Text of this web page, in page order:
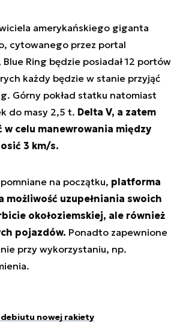
amerykańskiego giganta
cytowanego przez portal
Blue Ring będzie posiadał 12 portów
każdy będzie w stanie przyjąć
Górny pokład statku natomiast
do masy 2,5 t. Delta V, a zatem
w celu manewrowania między
3 km/s.
na początku, platforma
możliwość uzupełniania swoich
okołoziemskiej, ale również
pojazdów. Ponadto zapewnione
przy wykorzystaniu, np.
nowej rakiety